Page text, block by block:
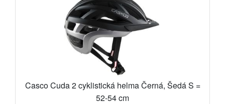
Casco Cuda 2 cyklistická helma Černá, Šedá S =
52-54 cm